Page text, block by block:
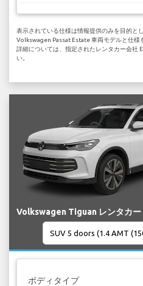
表示されている仕様は情報提供のみを目的と
Volkswagen Passat Estate 車両モデルと仕様
詳細については、指定されたレンタカー会社
い。
Volkswagen Tiguan レンタカー
ボディタイプ